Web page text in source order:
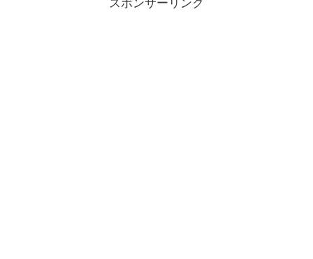
スポンサーリンク